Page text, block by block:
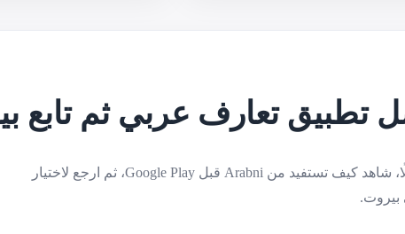
تطبيق تعارف عربي ثم تابع
اقرأ دليل المقارنة أولًا، شاهد كيف تستفيد من Arabni قبل Google Play، ثم ارجع لاختيار
بيروت.